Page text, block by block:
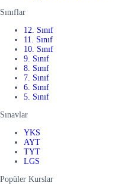
Sınıflar
12. Sınıf
11. Sınıf
10. Sınıf
9. Sınıf
8. Sınıf
7. Sınıf
6. Sınıf
5. Sınıf
Sınavlar
YKS
AYT
TYT
LGS
Popüler Kurslar